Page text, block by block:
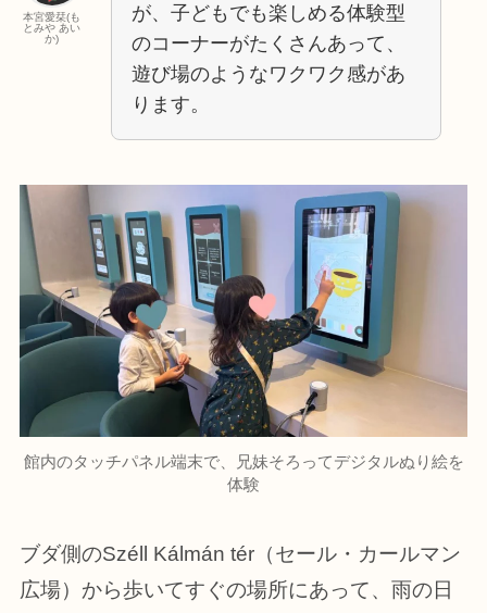
本宮愛栞(も
とみや あい
か)
が、子どもでも楽しめる体験型
のコーナーがたくさんあって、
遊び場のようなワクワク感があ
ります。
館内のタッチパネル端末で、兄妹そろってデジタルぬり絵を
体験
ブダ側のSzéll Kálmán tér（セール・カールマン
広場）から歩いてすぐの場所にあって、雨の日